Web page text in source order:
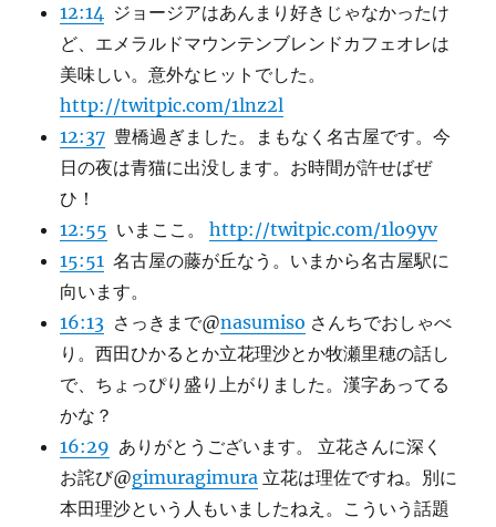
12:14 ジョージアはあんまり好きじゃなかったけ
ど、エメラルドマウンテンブレンドカフェオレは
美味しい。意外なヒットでした。
http://twitpic.com/1lnz2l
12:37 豊橋過ぎました。まもなく名古屋です。今
日の夜は青猫に出没します。お時間が許せばぜ
ひ！
12:55 いまここ。http://twitpic.com/1lo9yv
15:51 名古屋の藤が丘なう。いまから名古屋駅に
向います。
16:13 さっきまで@nasumiso さんちでおしゃべ
り。西田ひかるとか立花理沙とか牧瀬里穂の話し
で、ちょっぴり盛り上がりました。漢字あってる
かな？
16:29 ありがとうございます。 立花さんに深く
お詫び@gimuragimura 立花は理佐ですね。別に
本田理沙という人もいましたねえ。こういう話題